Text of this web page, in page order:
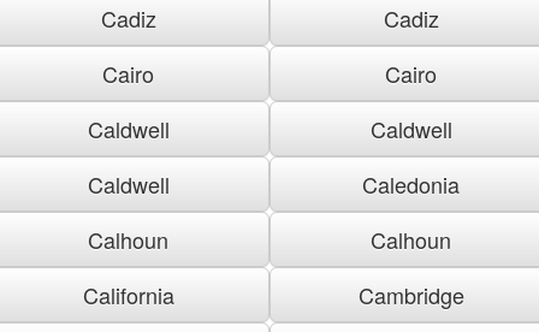
Cadiz
Cadiz
Cairo
Cairo
Caldwell
Caldwell
Caldwell
Caledonia
Calhoun
Calhoun
California
Cambridge